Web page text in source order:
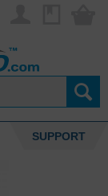
SUPPORT